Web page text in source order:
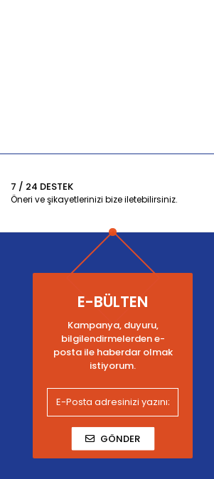
7 / 24 DESTEK
Öneri ve şikayetlerinizi bize iletebilirsiniz.
E-BÜLTEN
Kampanya, duyuru,
bilgilendirmelerden e-
posta ile haberdar olmak
istiyorum.
GÖNDER